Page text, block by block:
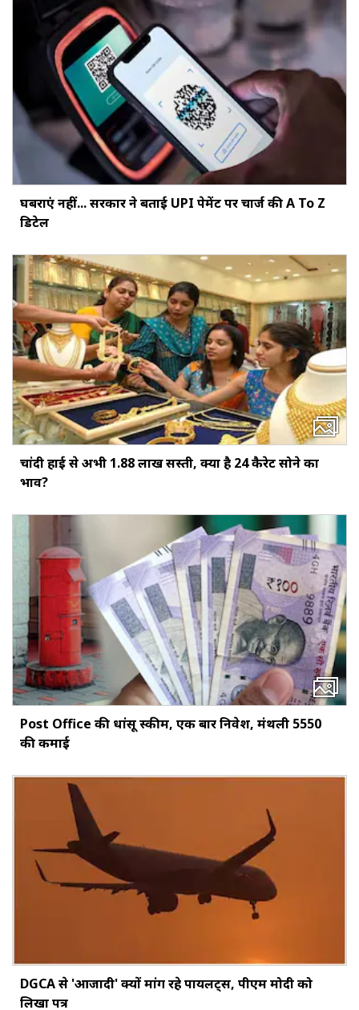
घबराएं नहीं... सरकार ने बताई UPI पेमेंट पर चार्ज की A To Z
डिटेल
चांदी हाई से अभी ₹1.88 लाख सस्ती, क्या है 24 कैरेट सोने का
भाव?
Post Office की धांसू स्कीम, एक बार निवेश, मंथली ₹5550
की कमाई
DGCA से 'आजादी' क्यों मांग रहे पायलट्स, पीएम मोदी को
लिखा पत्र